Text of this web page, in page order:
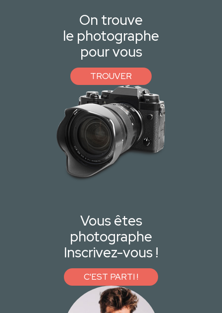
On trouve
le photographe
pour vous
TROUVER
Vous êtes
photographe
Inscrivez-vous !
C'EST PARTI !